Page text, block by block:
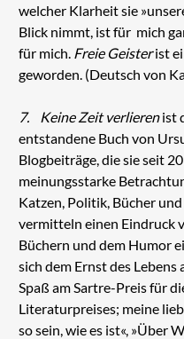
welcher Klarheit sie
Blick nimmt, ist für mich
für mich. Freie Geisterist
geworden. (Deutsch von
7. Keine Zeit verlierenist
entstandene Buch von
Blogbeiträge, die sie seit
meinungsstarke
Katzen, Politik, Bücher
vermitteln einen Eindruck
Büchern und dem Humor
sich dem Ernst des
Spaß am Sartre-Preis für
Literaturpreises; meine
so sein, wie es ist«, »Über